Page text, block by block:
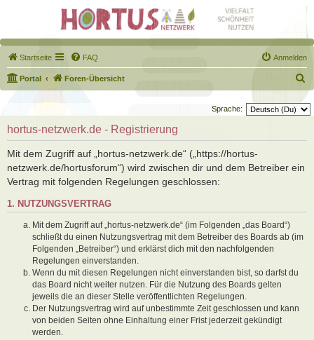
Startseite FAQ Anmelden
Portal Foren-Übersicht
u
c
Sprache:
hortus-netzwerk.de - Registrierung
Mit dem Zugriff auf „hortus-netzwerk.de“ („https://hortus-
netzwerk.de/hortusforum“) wird zwischen dir und dem Betreiber ein
Vertrag mit folgenden Regelungen geschlossen:
1. NUTZUNGSVERTRAG
Mit dem Zugriff auf „hortus-netzwerk.de“ (im Folgenden „das Board“)
schließt du einen Nutzungsvertrag mit dem Betreiber des Boards ab (im
Folgenden „Betreiber“) und erklärst dich mit den nachfolgenden
Regelungen einverstanden.
Wenn du mit diesen Regelungen nicht einverstanden bist, so darfst du
das Board nicht weiter nutzen. Für die Nutzung des Boards gelten
jeweils die an dieser Stelle veröffentlichten Regelungen.
Der Nutzungsvertrag wird auf unbestimmte Zeit geschlossen und kann
von beiden Seiten ohne Einhaltung einer Frist jederzeit gekündigt
werden.